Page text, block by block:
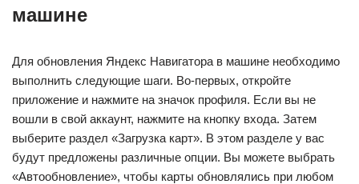
машине
Для обновления Яндекс Навигатора в машине необходимо
выполнить следующие шаги. Во-первых, откройте
приложение и нажмите на значок профиля. Если вы не
вошли в свой аккаунт, нажмите на кнопку входа. Затем
выберите раздел «Загрузка карт». В этом разделе у вас
будут предложены различные опции. Вы можете выбрать
«Автообновление», чтобы карты обновлялись при любом